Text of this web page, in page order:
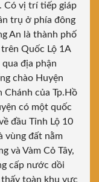
Có vị trí tiếp giáp
trụ ở phía đông
An là thành phố
Quốc Lộ 1A
địa phận
chào Huyện
Chánh của Tp.Hồ
có một quốc
đầu Tỉnh Lộ 10
vùng đất nằm
và Vàm Cỏ Tây,
cấp nước dồi
toàn khu vực